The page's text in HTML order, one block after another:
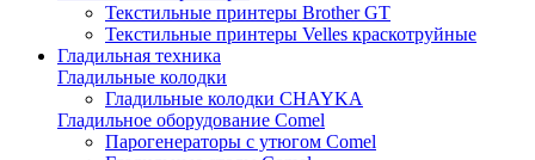
Текстильные принтеры Brother GT
Текстильные принтеры Velles краскотруйные
Гладильная техника
Гладильные колодки
Гладильные колодки CHAYKA
Гладильное оборудование Comel
Парогенераторы с утюгом Comel